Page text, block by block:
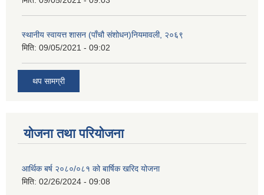
स्थानीय स्वायत्त शासन (पाँचौ संशोधन)नियमावली, २०६९
मिति: 09/05/2021 - 09:02
थप सामग्री
योजना तथा परियोजना
आर्थिक बर्ष २०८०/०८१ को बार्षिक खरिद योजना
मिति: 02/26/2024 - 09:08